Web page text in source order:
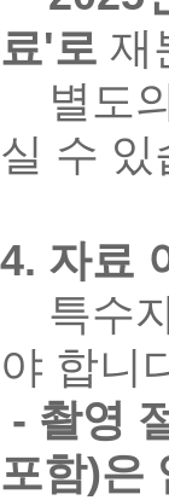
료'로 재
별도의
실 수 있
4. 자료
특수자
야 합니
- 촬영
포함)은